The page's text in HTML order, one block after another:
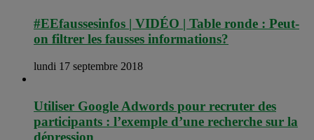
#EEfaussesinfos | VIDÉO | Table ronde : Peut-
on filtrer les fausses informations?
lundi 17 septembre 2018
Utiliser Google Adwords pour recruter des
participants : l’exemple d’une recherche sur la
dépression